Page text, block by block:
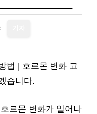
법 | 호르몬 변화 고
습니다.
르몬 변화가 일어나